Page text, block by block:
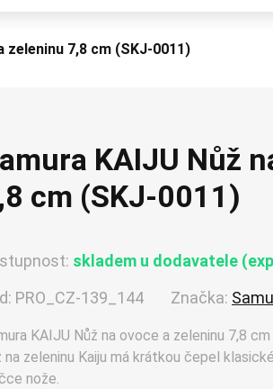
zeleninu 7,8 cm (SKJ-0011)
KAIJU Nůž
cm (SKJ-0011)
skladem u dodavatele
PRO_CZ-139_144 Značka:
KAIJU Nůž na ovoce a zeleninu 7,8
na zeleninu Kaiju má krátkou čepel
nože.